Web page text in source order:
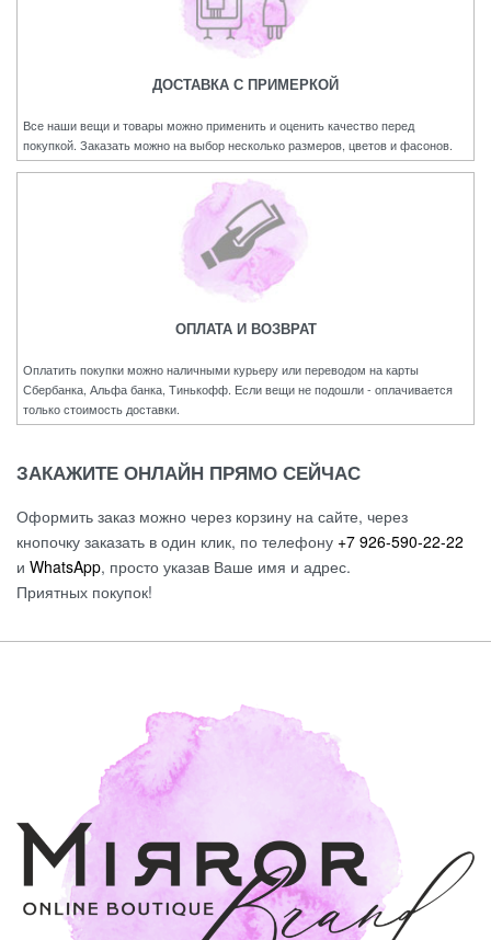
ДОСТАВКА С ПРИМЕРКОЙ
Все наши вещи и товары можно применить и оценить качество перед
покупкой. Заказать можно на выбор несколько размеров, цветов и фасонов.
ОПЛАТА И ВОЗВРАТ
Оплатить покупки можно наличными курьеру или переводом на карты
Сбербанка, Альфа банка, Тинькофф. Если вещи не подошли - оплачивается
только стоимость доставки.
ЗАКАЖИТЕ ОНЛАЙН ПРЯМО СЕЙЧАС
Оформить заказ можно через корзину на сайте, через
кнопочку заказать в один клик, по телефону +7 926-590-22-22
и WhatsApp, просто указав Ваше имя и адрес.
Приятных покупок!